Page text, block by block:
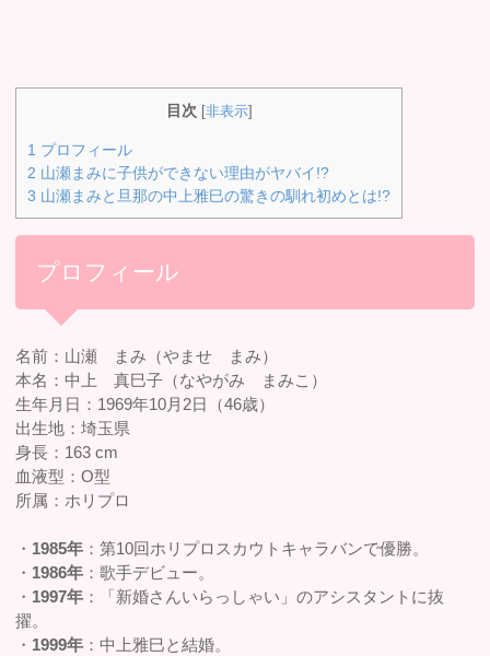
目次 [非表示]
1 プロフィール
2 山瀬まみに子供ができない理由がヤバイ!?
3 山瀬まみと旦那の中上雅巳の驚きの馴れ初めとは!?
プロフィール
名前：山瀬 まみ（やませ まみ）
本名：中上 真巳子（なやがみ まみこ）
生年月日：1969年10月2日（46歳）
出生地：埼玉県
身長：163 cm
血液型：O型
所属：ホリプロ
・ 1985年 ：第10回ホリプロスカウトキャラバンで優勝。
・ 1986年 ：歌手デビュー。
・ 1997年 ：「新婚さんいらっしゃい」のアシスタントに抜
擢。
・ 1999年 ：中上雅巳と結婚。